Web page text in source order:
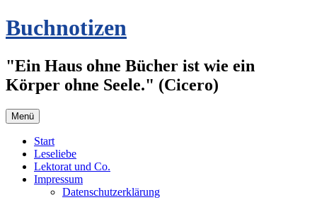
Zum
Inhalt
Buchnotizen
"Ein Haus ohne Bücher ist wie ein
Körper ohne Seele." (Cicero)
Menü
Start
Leseliebe
Lektorat und Co.
Impressum
Datenschutzerklärung